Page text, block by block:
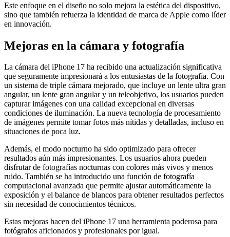
Este enfoque en el diseño no solo mejora la estética del dispositivo,
sino que también refuerza la identidad de marca de Apple como líder
en innovación.
Mejoras en la cámara y fotografía
La cámara del iPhone 17 ha recibido una actualización significativa
que seguramente impresionará a los entusiastas de la fotografía. Con
un sistema de triple cámara mejorado, que incluye un lente ultra gran
angular, un lente gran angular y un teleobjetivo, los usuarios pueden
capturar imágenes con una calidad excepcional en diversas
condiciones de iluminación. La nueva tecnología de procesamiento
de imágenes permite tomar fotos más nítidas y detalladas, incluso en
situaciones de poca luz.
Además, el modo nocturno ha sido optimizado para ofrecer
resultados aún más impresionantes. Los usuarios ahora pueden
disfrutar de fotografías nocturnas con colores más vivos y menos
ruido. También se ha introducido una función de fotografía
computacional avanzada que permite ajustar automáticamente la
exposición y el balance de blancos para obtener resultados perfectos
sin necesidad de conocimientos técnicos.
Estas mejoras hacen del iPhone 17 una herramienta poderosa para
fotógrafos aficionados y profesionales por igual.